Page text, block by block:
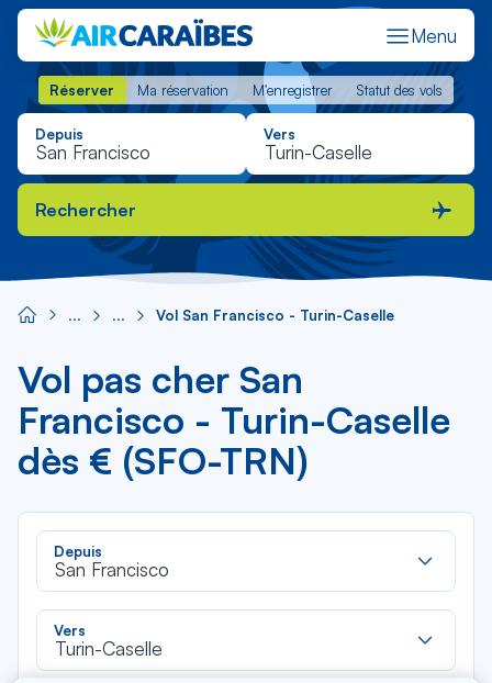
Menu
Réserver Ma réservation M'enregistrer Statut des vols
Réserver Ma réservation M'enregistrer Statut des vols
Depuis Vers
Rechercher
Vol San Francisco - Turin-Caselle
Vol pas cher San
Francisco - Turin-Caselle
dès € (SFO-TRN)
Depuis
San Francisco
Vers
Turin-Caselle